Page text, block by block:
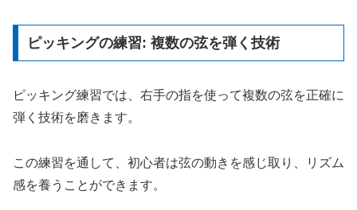
ピッキングの練習: 複数の弦を弾く技術
ピッキング練習では、右手の指を使って複数の弦を正確に
弾く技術を磨きます。
この練習を通して、初心者は弦の動きを感じ取り、リズム
感を養うことができます。